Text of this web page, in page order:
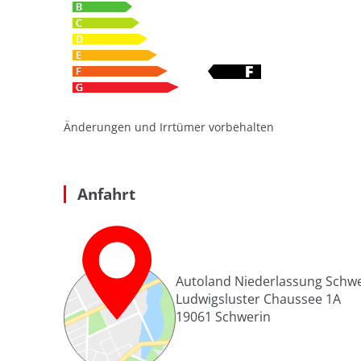
Änderungen und Irrtümer vorbehalten
Anfahrt
Autoland Niederlassung
Ludwigsluster Chaussee 1A
19061 Schwerin